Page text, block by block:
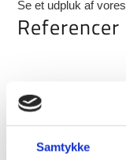
Samtykke
Se et udpluk af vores
Referencer